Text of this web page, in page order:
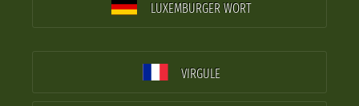
LUXEMBURGER WORT
VIRGULE